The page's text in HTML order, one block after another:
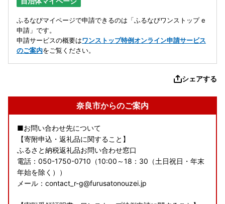
ふるなびマイページで申請できるのは「ふるなびワンストップ e
申請」です。
申請サービスの概要はワンストップ特例オンライン申請サービス
のご案内をご覧ください。
シェアする
奈良市からのご案内
■お問い合わせ先について
【寄附申込・返礼品に関すること】
ふるさと納税返礼品お問い合わせ窓口
電話：050-1750-0710（10:00～18：30（土日祝日・年末
年始を除く））
メール：contact_r-g@furusatonouzei.jp